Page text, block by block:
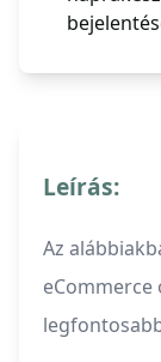
Leírás:
Az
eCommerce